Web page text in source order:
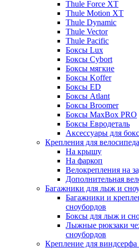
Thule Force XT
Thule Motion XT
Thule Dynamic
Thule Vector
Thule Pacific
Боксы Lux
Боксы Cybort
Боксы мягкие
Боксы Koffer
Боксы ED
Боксы Atlant
Боксы Broomer
Боксы MaxBox PRO
Боксы Евродеталь
Аксессуары для
Крепления для велосипеда
На крышу
На фаркоп
Велокрепления на
Дополнительная
Багажники для лыж и
Багажники и
сноубордов
Боксы для лыж и
Лыжные рюкзаки
сноубордов
Крепление для виндсерфа